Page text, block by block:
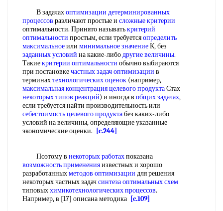
В задачахоптимизации детерминированных
процессов различают простые и сложные критерии
оптимальности. Принято называтькритерий
оптимальности простым, если требуетсяопределить
максимальноеили минимальное значениеК, без
заданных условий на какие-либодругие величины.
Такиекритерии оптимальности обычно выбираются
при постановкечастных задач оптимизации в
терминахтехнологических оценок (например,
максимальная концентрацияцелевого продуктаСтах
некоторых типов реакций) и иногда в общих задачах,
если требуется найти производительность или
себестоимость целевого продуктабез каких-либо
условий на величины, определяющие указанные
экономические оценки.
[c.244]
Поэтому в некоторых работахпоказана
возможность примененияизвестных и хорошо
разработанныхметодов оптимизации для решения
некоторых частных задачсинтеза оптимальных схем
типовыххимикотехнологических процессов.
Например, в [17] описана методика [c.109]